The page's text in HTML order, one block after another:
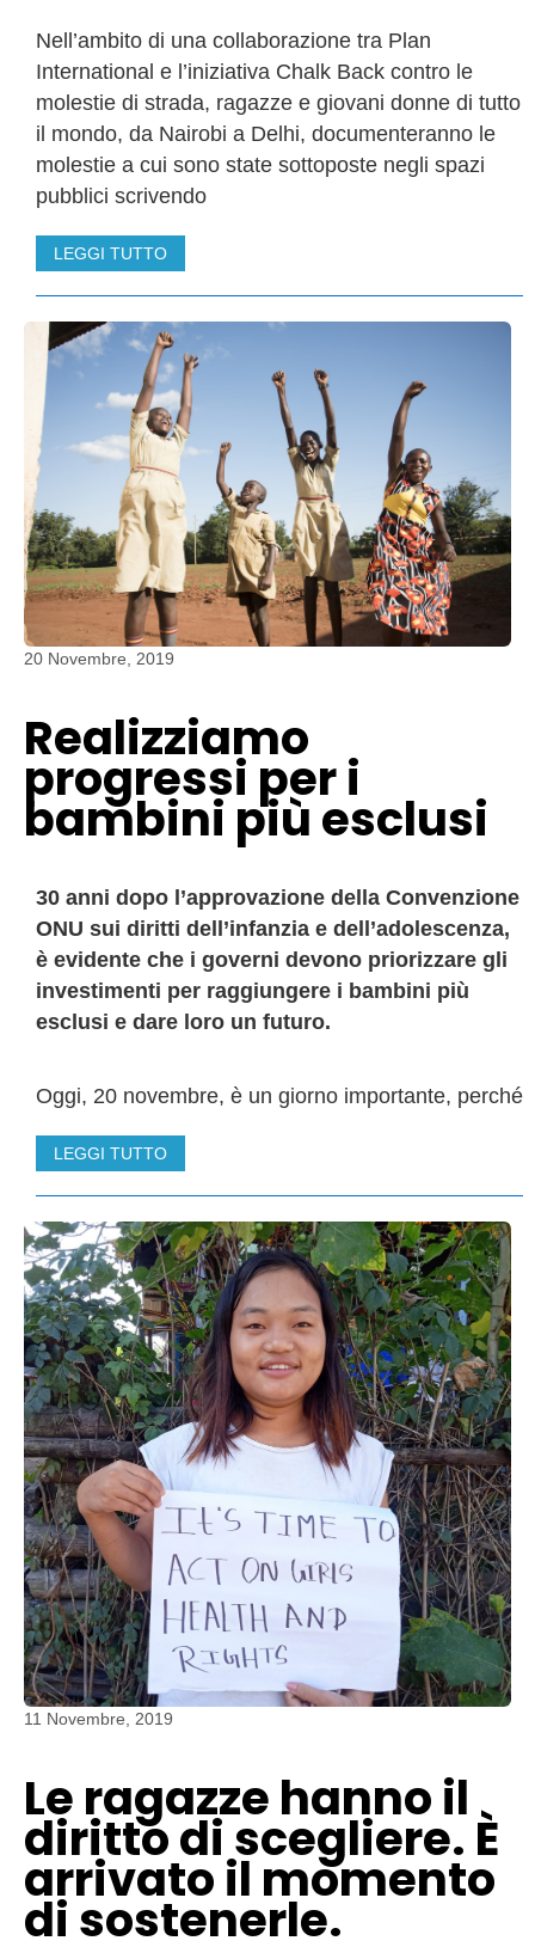
Nell’ambito di una collaborazione tra Plan
International e l’iniziativa Chalk Back contro le
molestie di strada, ragazze e giovani donne di tutto
il mondo, da Nairobi a Delhi, documenteranno le
molestie a cui sono state sottoposte negli spazi
pubblici scrivendo
LEGGI TUTTO
20 Novembre, 2019
Realizziamo
progressi per i
bambini più esclusi
30 anni dopo l’approvazione della Convenzione
ONU sui diritti dell’infanzia e dell’adolescenza,
è evidente che i governi devono priorizzare gli
investimenti per raggiungere i bambini più
esclusi e dare loro un futuro.
Oggi, 20 novembre, è un giorno importante, perché
LEGGI TUTTO
11 Novembre, 2019
Le ragazze hanno il
diritto di scegliere. È
arrivato il momento
di sostenerle.